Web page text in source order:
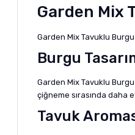
Garden Mix
Garden Mix Tavuklu
Burgu
Garden Mix Tavuklu
çiğneme sırasında daha
Tavuk